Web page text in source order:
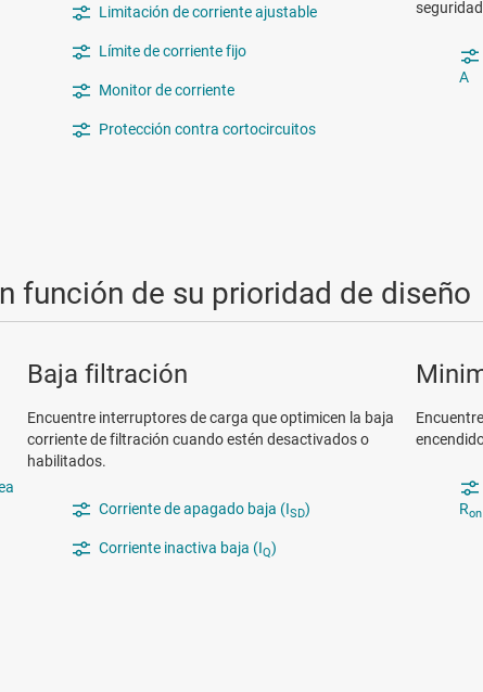
Limitación de corriente ajustable
Límite de corriente fijo
Monitor de corriente
Protección contra cortocircuitos
A
función de su prioridad de diseño
Baja filtración
Encuentre interruptores de carga que optimicen la baja
corriente de filtración cuando estén desactivados o
habilitados.
Corriente de apagado baja (ISD)
Corriente inactiva baja (IQ)
Ron